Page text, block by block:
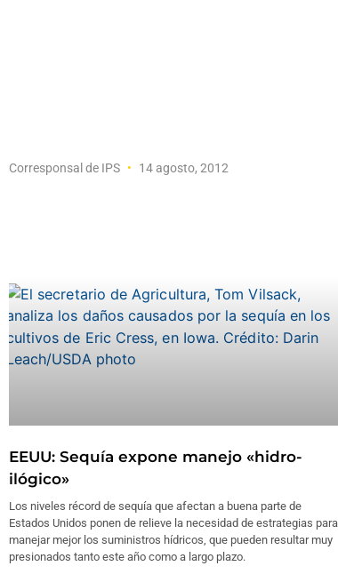
Corresponsal de IPS 14 agosto, 2012
EEUU: Sequía expone manejo «hidro-
ilógico»
Los niveles récord de sequía que afectan a buena parte de
Estados Unidos ponen de relieve la necesidad de estrategias para
manejar mejor los suministros hídricos, que pueden resultar muy
presionados tanto este año como a largo plazo.